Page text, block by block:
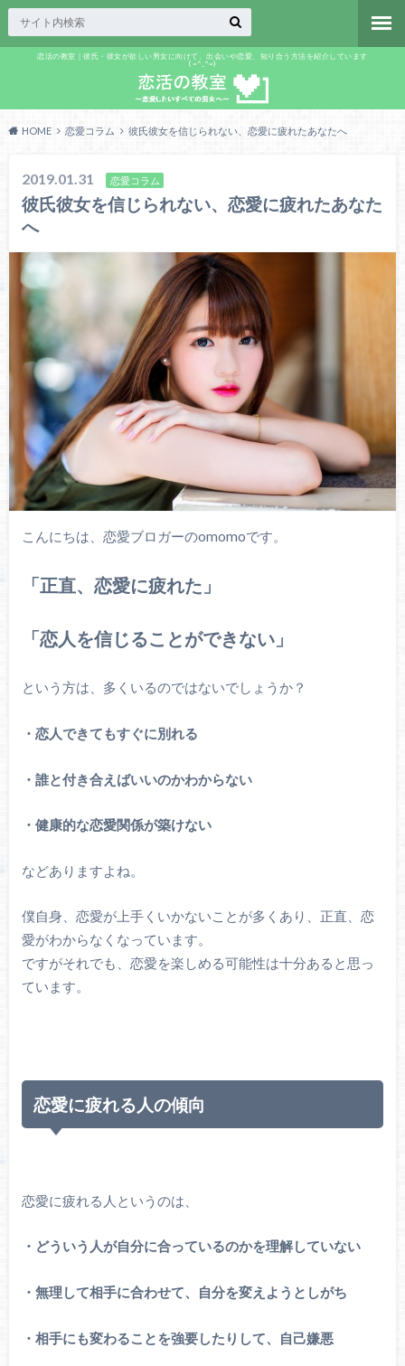
恋活の教室｜彼氏・彼女が欲しい男女に向けて、出会いや恋愛、知り合う方法を紹介しています
(=^_^=)
HOME 恋愛コラム 彼氏彼女を信じられない、恋愛に疲れたあなたへ
2019.01.31 恋愛コラム
彼氏彼女を信じられない、恋愛に疲れたあなた
へ
こんにちは、恋愛ブロガーのomomoです。
「正直、恋愛に疲れた」
「恋人を信じることができない」
という方は、多くいるのではないでしょうか？
・恋人できてもすぐに別れる
・誰と付き合えばいいのかわからない
・健康的な恋愛関係が築けない
などありますよね。
僕自身、恋愛が上手くいかないことが多くあり、正直、恋
愛がわからなくなっています。
ですがそれでも、恋愛を楽しめる可能性は十分あると思っ
ています。
恋愛に疲れる人の傾向
恋愛に疲れる人というのは、
・どういう人が自分に合っているのかを理解していない
・無理して相手に合わせて、自分を変えようとしがち
・相手にも変わることを強要したりして、自己嫌悪